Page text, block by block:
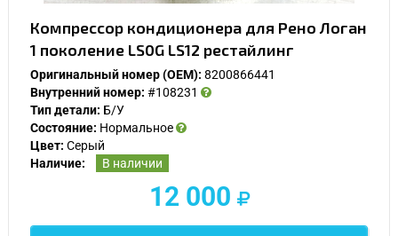
Компрессор кондиционера для Рено Логан
1 поколение LS0G LS12 рестайлинг
Оригинальный номер (OEM): 8200866441
Внутренний номер: #108231
Тип детали: Б/У
Состояние: Нормальное
Цвет: Серый
Наличие:
В наличии
12 000